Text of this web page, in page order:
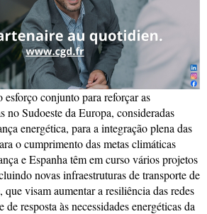
esforço conjunto para reforçar as
no Sudoeste da Europa, consideradas
energética, para a integração plena das
o cumprimento das metas climáticas
e Espanha têm em curso vários projetos
novas infraestruturas de transporte de
que visam aumentar a resiliência das redes
resposta às necessidades energéticas da